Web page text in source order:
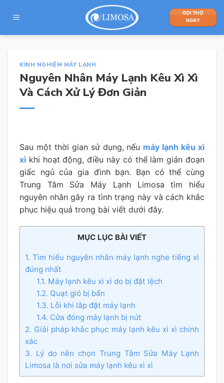
GỌI THỢ
NGAY
KINH NGHIỆM MÁY LẠNH
Nguyên Nhân Máy Lạnh Kêu Xì Xì
Và Cách Xử Lý Đơn Giản
Sau một thời gian sử dụng, nếu máy lạnh kêu xì
xì khi hoạt động, điều này có thể làm gián đoạn
giấc ngủ của gia đình bạn. Bạn có thể cùng
Trung Tâm Sửa Máy Lạnh Limosa tìm hiểu
nguyên nhân gây ra tình trạng này và cách khắc
phục hiệu quả trong bài viết dưới đây.
MỤC LỤC BÀI VIẾT
1. Tìm hiểu nguyên nhân máy lạnh nghe tiếng xì
đúng nhất
1.1. Máy lạnh kêu xì xì do bị đặt lệch
1.2. Quạt gió bị bẩn
1.3. Lỗi khi lắp đặt máy lạnh
1.4. Cửa đóng máy lạnh bị nứt
2. Giải pháp khắc phục máy lạnh kêu xì xì chính
xác
3. Lý do nên chọn Trung Tâm Sửa Máy Lạnh
Limosa là nơi sửa máy lạnh kêu xì xì